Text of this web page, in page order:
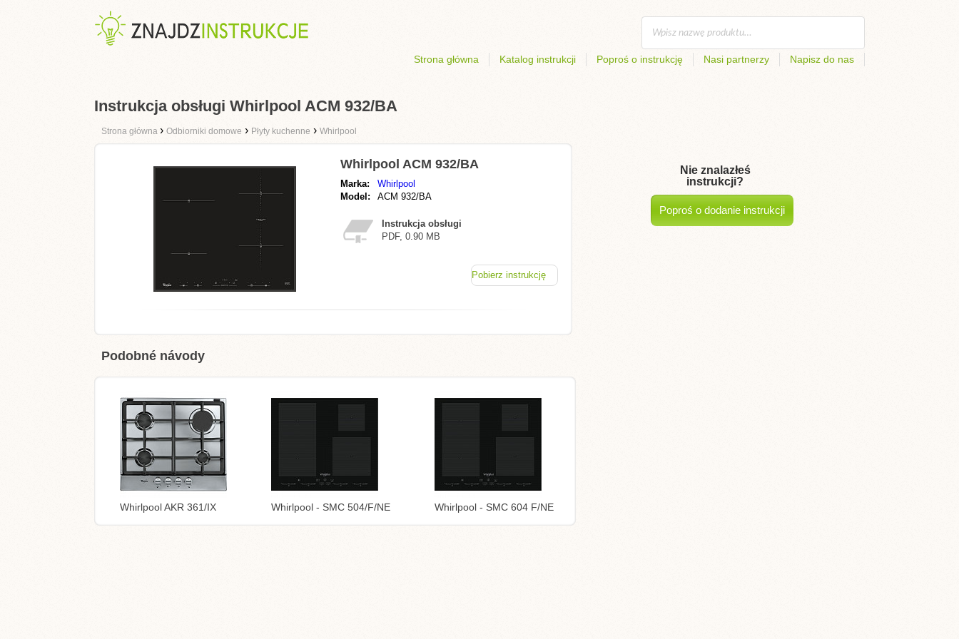
Strona główna Katalog instrukcji Poproś o instrukcję Nasi partnerzy Napisz do nas
Instrukcja obsługi Whirlpool ACM 932/BA
Strona główna › Odbiorniki domowe › Płyty kuchenne › Whirlpool
Whirlpool ACM 932/BA
Marka:
Whirlpool
Model:
ACM 932/BA
Instrukcja obsługi
PDF, 0.90 MB
Pobierz instrukcję
Podobné návody
Whirlpool AKR 361/IX Whirlpool - SMC 504/F/NE Whirlpool - SMC 604 F/NE
Nie znalazłeś
instrukcji?
Poproś o dodanie instrukcji